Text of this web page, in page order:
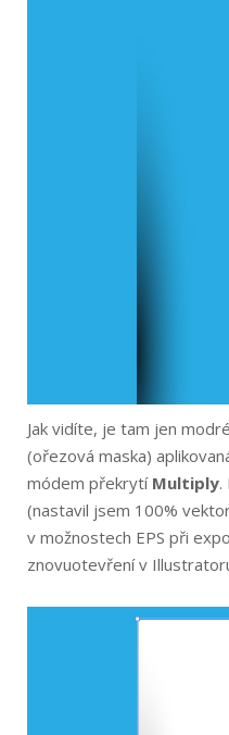
Jak vidíte, je tam jen
(ořezová maska)
módem překrytí Multiply.
(nastavil jsem 100%
v možnostech EPS při
znovuotevření v